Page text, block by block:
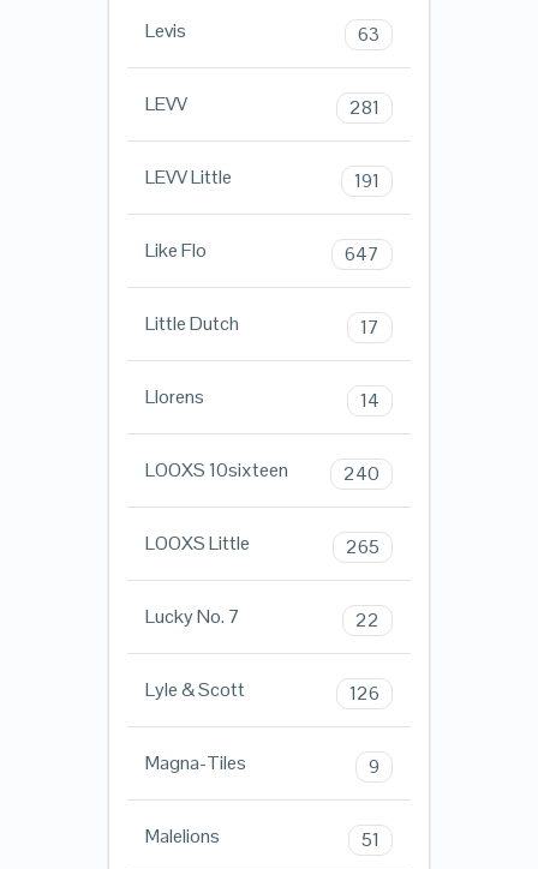
Levis 63
LEVV 281
LEVV Little 191
Like Flo 647
Little Dutch 17
Llorens 14
LOOXS 10sixteen 240
LOOXS Little 265
Lucky No. 7 22
Lyle & Scott 126
Magna-Tiles 9
Malelions 51